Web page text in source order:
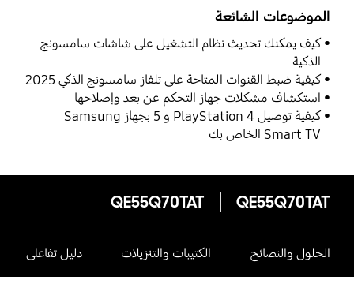
الموضوعات الشائعة
كيف يمكنك تحديث نظام التشغيل على شاشات سامسونج
الذكية
كيفية ضبط القنوات المتاحة على تلفاز سامسونج الذكي 2025
استكشاف مشكلات جهاز التحكم عن بعد وإصلاحها
كيفية توصيل PlayStation 4 و 5 بجهاز Samsung
Smart TV الخاص بك
QE55Q70TAT
QE55Q70TAT
الحلول والنصائح الكتيبات والتنزيلات دليل تفاعلى